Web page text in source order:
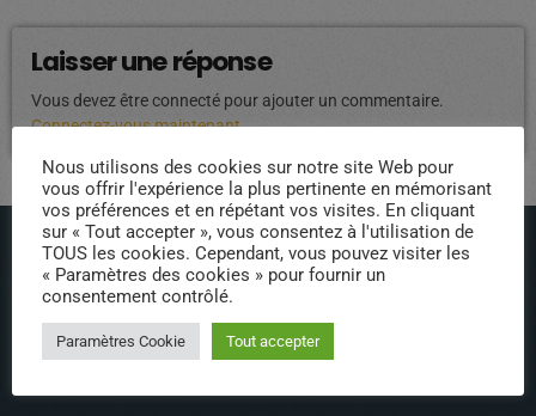
Laisser une réponse
Vous devez être connecté pour ajouter un commentaire.
Connectez-vous maintenant
ÉPISODES DE PODCAST
Nous utilisons des cookies sur notre site Web pour
vous offrir l'expérience la plus pertinente en mémorisant
vos préférences et en répétant vos visites. En cliquant
sur « Tout accepter », vous consentez à l'utilisation de
TOUS les cookies. Cependant, vous pouvez visiter les
« Paramètres des cookies » pour fournir un
consentement contrôlé.
Paramètres Cookie Tout accepter